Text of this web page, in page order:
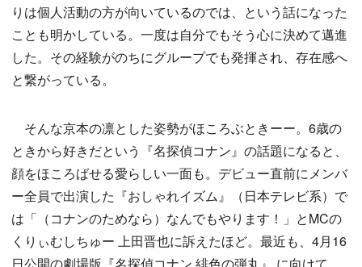
りは個人活動の方が向いているのでは、という話になった
ことも明かしている。一度は自分でもそう心に決めて邁進
した。その経験がのちにグループでも発揮され、存在感へ
と繋がっている。
そんな京本の凛とした姿勢がほころぶときーー。6歳の
ときから好きだという『名探偵コナン』の話題になると、
顔をほころばせる愛らしい一面も。デビュー直前にメンバ
ー全員で出演した『おしゃれイズム』（日本テレビ系）で
は「（コナンのためなら）なんでもやります！」とMCの
くりぃむしちゅー 上田晋也に訴えたほど。最近も、4月16